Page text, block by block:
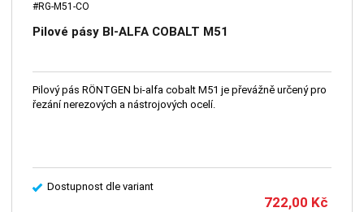
#RG-M51-CO
Pilové pásy BI-ALFA COBALT M51
Pilový pás RÖNTGEN bi-alfa cobalt M51 je převážně určený pro
řezání nerezových a nástrojových ocelí.
Dostupnost dle variant
722,00 Kč